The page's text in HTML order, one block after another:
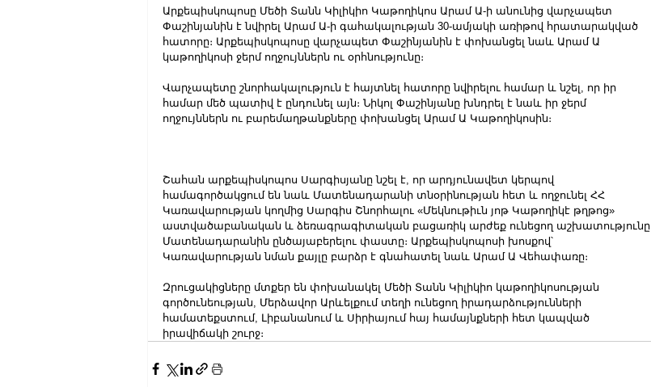
Արքեպիսկոպոսը Մեծի Տանն Կիլիկիո Կաթողիկոս Արամ Ա-ի անունից վարչապետ
Փաշինյանին է նվիրել Արամ Ա-ի գահակալության 30-ամյակի առիթով հրատարակված
հատորը։ Արքեպիսկոպոսը վարչապետ Փաշինյանին է փոխանցել նաև Արամ Ա
կաթողիկոսի ջերմ ողջույններն ու օրհնությունը։
Վարչապետը շնորհակալություն է հայտնել հատորը նվիրելու համար և նշել, որ իր
համար մեծ պատիվ է ընդունել այն։ Նիկոլ Փաշինյանը խնդրել է նաև իր ջերմ
ողջույններն ու բարեմաղթանքները փոխանցել Արամ Ա Կաթողիկոսին։
Շահան արքեպիսկոպոս Սարգիսյանը նշել է, որ արդյունավետ կերպով
համագործակցում են նաև Մատենադարանի տնօրինության հետ և ողջունել ՀՀ
Կառավարության կողմից Սարգիս Շնորհալու «Մեկնութիւն յոթ Կաթողիկէ թղթոց»
աստվածաբանական և ձեռագրագիտական բացառիկ արժեք ունեցող աշխատությունը
Մատենադարանին ընծայաբերելու փաստը։ Արքեպիսկոպոսի խոսքով՝
Կառավարության նման քայլը բարձր է գնահատել նաև Արամ Ա Վեհափառը։
Զրուցակիցները մտքեր են փոխանակել Մեծի Տանն Կիլիկիո կաթողիկոսության
գործունեության, Մերձավոր Արևելքում տեղի ունեցող իրադարձությունների
համատեքստում, Լիբանանում և Սիրիայում հայ համայնքների հետ կապված
իրավիճակի շուրջ։